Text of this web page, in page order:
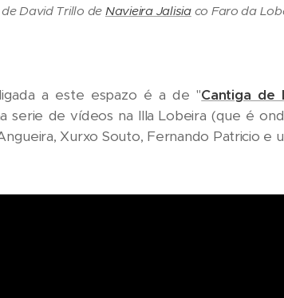
David Trillo de Navieira Jalisiaco Faro da
a este espazo é a de "Cantiga de
serie de vídeos na Illa Lobeira (que é
Xurxo Souto, Fernando Patricio e